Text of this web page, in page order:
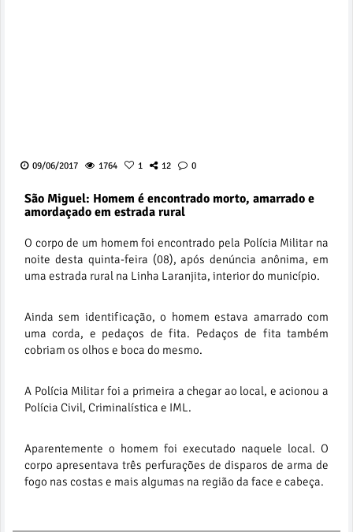
09/06/2017 1764 1 12 0
São Miguel: Homem é encontrado morto, amarrado e
amordaçado em estrada rural
O corpo de um homem foi encontrado pela Polícia Militar na
noite desta quinta-feira (08), após denúncia anônima, em
uma estrada rural na Linha Laranjita, interior do município.
Ainda sem identificação, o homem estava amarrado com
uma corda, e pedaços de fita. Pedaços de fita também
cobriam os olhos e boca do mesmo.
A Polícia Militar foi a primeira a chegar ao local, e acionou a
Polícia Civil, Criminalística e IML.
Aparentemente o homem foi executado naquele local. O
corpo apresentava três perfurações de disparos de arma de
fogo nas costas e mais algumas na região da face e cabeça.